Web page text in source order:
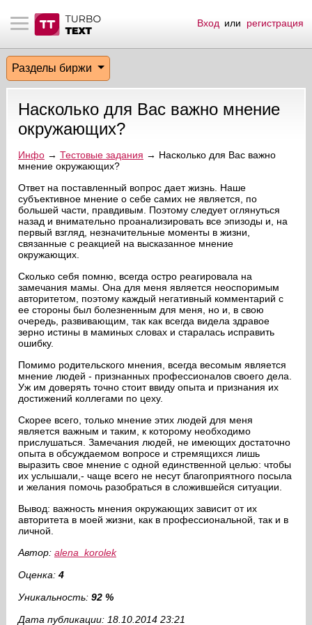
материалы
биржи
эфир
на сайте
пользователей
сообщения
по форуму
Вход или регистрация
Разделы биржи
Насколько для Вас важно мнение
окружающих?
Инфо→ Тестовые задания → Насколько для Вас важно
мнение окружающих?
Ответ на поставленный вопрос дает жизнь. Наше
субъективное мнение о себе самих не является, по
большей части, правдивым. Поэтому следует оглянуться
назад и внимательно проанализировать все эпизоды и, на
первый взгляд, незначительные моменты в жизни,
связанные с реакцией на высказанное мнение
окружающих.
Сколько себя помню, всегда остро реагировала на
замечания мамы. Она для меня является неоспоримым
авторитетом, поэтому каждый негативный комментарий с
ее стороны был болезненным для меня, но и, в свою
очередь, развивающим, так как всегда видела здравое
зерно истины в маминых словах и старалась исправить
ошибку.
Помимо родительского мнения, всегда весомым является
мнение людей - признанных профессионалов своего дела.
Уж им доверять точно стоит ввиду опыта и признания их
достижений коллегами по цеху.
Скорее всего, только мнение этих людей для меня
является важным и таким, к которому необходимо
прислушаться. Замечания людей, не имеющих достаточно
опыта в обсуждаемом вопросе и стремящихся лишь
выразить свое мнение с одной единственной целью: чтобы
их услышали,- чаще всего не несут благоприятного посыла
и желания помочь разобраться в сложившейся ситуации.
Вывод: важность мнения окружающих зависит от их
авторитета в моей жизни, как в профессиональной, так и в
личной.
Автор: alena_korolek
Оценка: 4
Уникальность: 92 %
Дата публикации: 18.10.2014 23:21